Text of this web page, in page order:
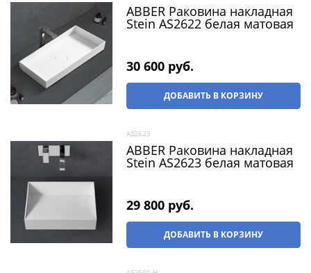
ABBER Раковина накладная
Stein AS2622 белая матовая
30 600 руб.
ДОБАВИТЬ В КОРЗИНУ
AS2623
ABBER Раковина накладная
Stein AS2623 белая матовая
29 800 руб.
ДОБАВИТЬ В КОРЗИНУ